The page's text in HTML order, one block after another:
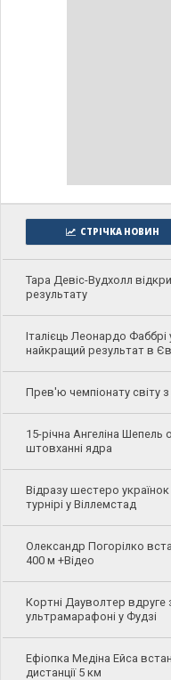
СТРІЧКА НОВИН
Тара Девіс-Вудхолл
результату
Італієць Леонардо
найкращий результат в
Прев'ю чемпіонату світу
15-річна Ангеліна Шепель
штовханні ядра
Відразу шестеро
турнірі у Віллемстад
Олександр Погорілко
400 м +Відео
Кортні Дауволтер вдруге
ультрамарафоні у Фудзі
Ефіопка Медіна Ейса
дистанції 5 км